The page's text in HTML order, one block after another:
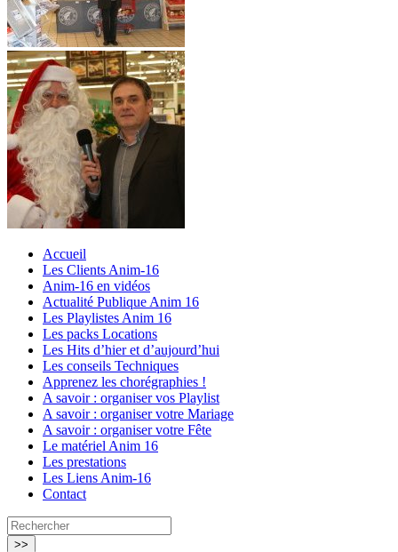
Accueil
Les Clients Anim-16
Anim-16 en vidéos
Actualité Publique Anim 16
Les Playlistes Anim 16
Les packs Locations
Les Hits d’hier et d’aujourd’hui
Les conseils Techniques
Apprenez les chorégraphies !
A savoir : organiser vos Playlist
A savoir : organiser votre Mariage
A savoir : organiser votre Fête
Le matériel Anim 16
Les prestations
Les Liens Anim-16
Contact